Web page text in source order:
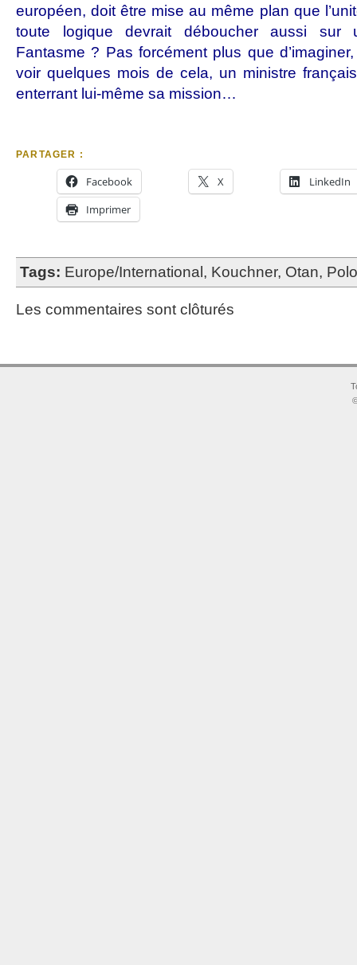
européen, doit être mise au même plan que
toute logique devrait déboucher aussi sur
Fantasme ? Pas forcément plus que
voir quelques mois de cela, un ministre
enterrant lui-même sa mission…
PARTAGER :
Facebook X
LinkedIn
Imprimer
Tags: Europe/International , Kouchner, Otan,
Les commentaires sont clôturés